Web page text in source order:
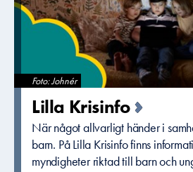
Foto: Johnér
Lilla Krisinfo
När något allvarligt händer i
barn. På Lilla Krisinfo finns
myndigheter riktad till barn och